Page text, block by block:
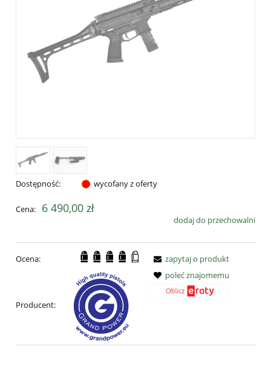
Dostępność: wycofany z oferty
Cena: 6 490,00 zł
dodaj do przechowalni
Ocena:
Producent:
zapytaj o produkt
poleć znajomemu